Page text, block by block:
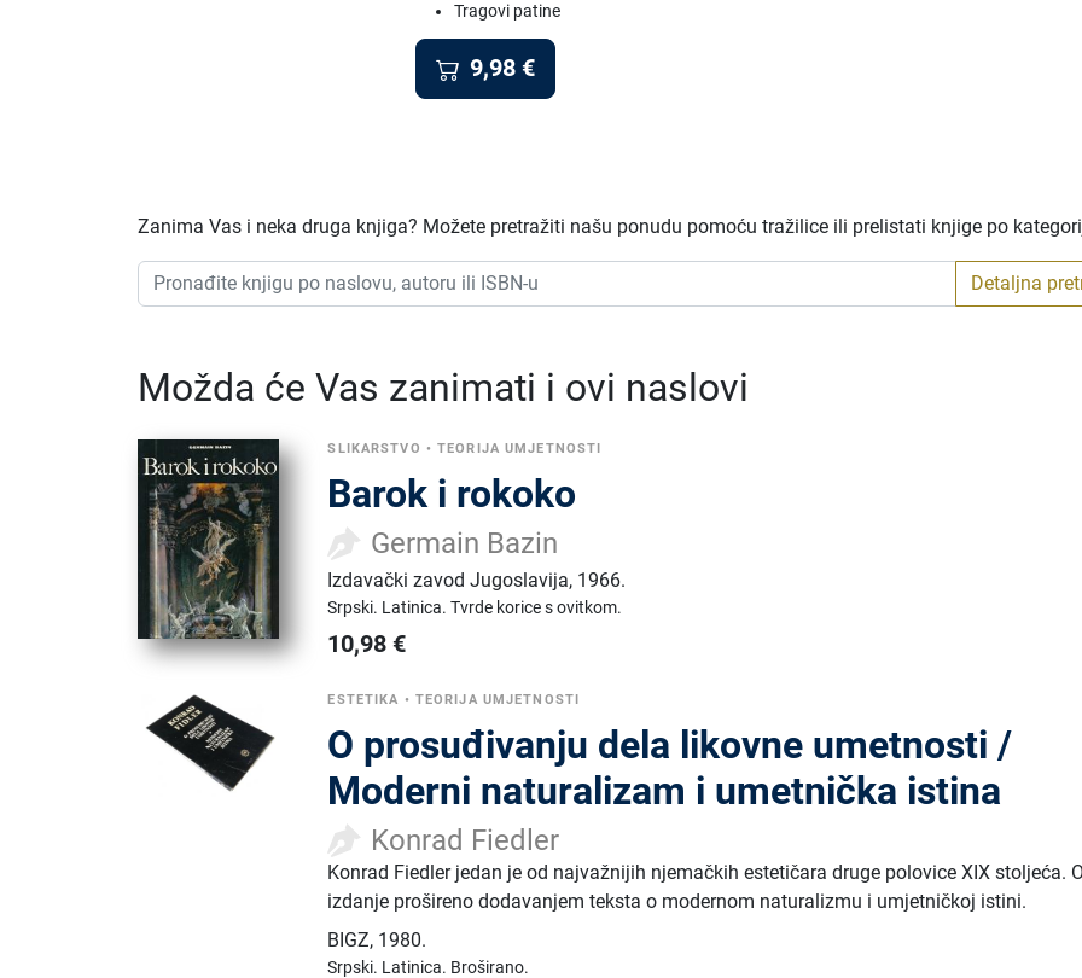
Tragovi patine
9,98 €
Zanima Vas i neka druga knjiga? Možete pretražiti našu ponudu pomoću tražilice ili prelistati knjige po
Detaljna
Možda će Vas zanimati i ovi naslovi
SLIKARSTVO •TEORIJA UMJETNOSTI
Barok i rokoko
Germain Bazin
Izdavački zavod Jugoslavija, 1966.
Srpski. Latinica.Tvrde korice s ovitkom.
10,98 €
ESTETIKA • TEORIJA UMJETNOSTI
O prosuđivanju dela likovne umetnosti /
Moderni naturalizam i umetnička istina
Konrad Fiedler
Konrad Fiedler jedan je od najvažnijih njemačkih estetičara druge polovice XIX stoljeća.
izdanje prošireno dodavanjem teksta o modernom naturalizmu i umjetničkoj istini.
BIGZ, 1980.
Srpski. Latinica. Broširano.